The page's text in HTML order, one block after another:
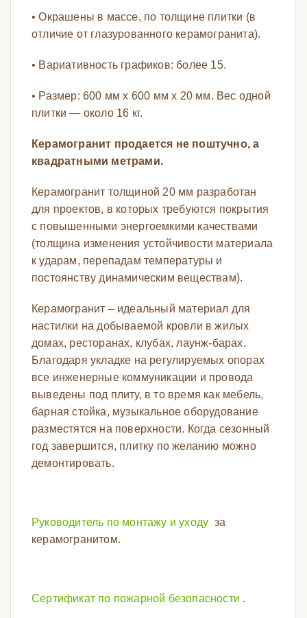
• Окрашены в массе, по толщине плитки (в
отличие от глазурованного керамогранита).
• Вариативность графиков: более 15.
• Размер: 600 мм х 600 мм х 20 мм. Вес одной
плитки — около 16 кг.
Керамогранит продается не поштучно, а
квадратными метрами.
Керамогранит толщиной 20 мм разработан
для проектов, в которых требуются покрытия
с повышенными энергоемкими качествами
(толщина изменения устойчивости материала
к ударам, перепадам температуры и
постоянству динамическим веществам).
Керамогранит – идеальный материал для
настилки на добываемой кровли в жилых
домах, ресторанах, клубах, лаунж-барах.
Благодаря укладке на регулируемых опорах
все инженерные коммуникации и провода
выведены под плиту, в то время как мебель,
барная стойка, музыкальное оборудование
разместятся на поверхности. Когда сезонный
год завершится, плитку по желанию можно
демонтировать.
Руководитель по монтажу и уходу за
керамогранитом.
Сертификат по пожарной безопасности .